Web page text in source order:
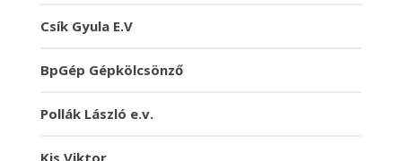
Csík Gyula E.V
BpGép Gépkölcsönző
Pollák László e.v.
Kis Viktor